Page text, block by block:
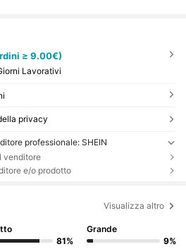
≥ 9.00€)
Lavorativi
privacy
professionale: SHEIN
venditore
e/o prodotto
Visualizza altro
81%
Grande
9%